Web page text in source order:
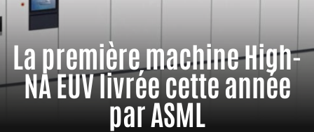
La première machine High-
NA EUV livrée cette année
par ASML